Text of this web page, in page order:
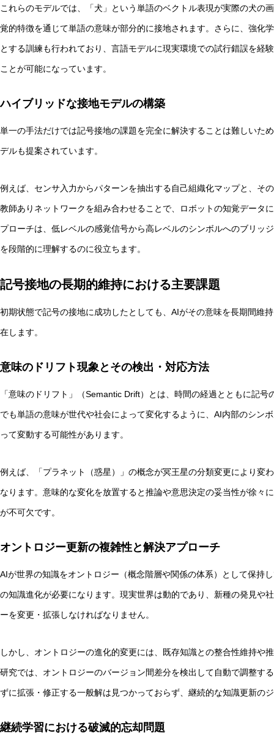
これらのモデルでは、「犬」という単語のベクトル表現が実際の犬の
覚的特徴を通じて単語の意味が部分的に接地されます。さらに、強化
とする訓練も行われており、言語モデルに現実環境での試行錯誤を経
ことが可能になっています。
ハイブリッドな接地モデルの構築
単一の手法だけでは記号接地の課題を完全に解決することは難しいた
デルも提案されています。
例えば、センサ入力からパターンを抽出する自己組織化マップと、そ
教師ありネットワークを組み合わせることで、ロボットの知覚データ
プローチは、低レベルの感覚信号から高レベルのシンボルへのブリッ
を段階的に理解するのに役立ちます。
記号接地の長期的維持における主要課題
初期状態で記号の接地に成功したとしても、AIがその意味を長期間維
在します。
意味のドリフト現象とその検出・対応方法
「意味のドリフト」（Semantic Drift）とは、時間の経過とともに記
でも単語の意味が世代や社会によって変化するように、AI内部のシン
って変動する可能性があります。
例えば、「プラネット（惑星）」の概念が冥王星の分類変更により変
なります。意味的な変化を放置すると推論や意思決定の妥当性が徐々
が不可欠です。
オントロジー更新の複雑性と解決アプローチ
AIが世界の知識をオントロジー（概念階層や関係の体系）として保持
の知識進化が必要になります。現実世界は動的であり、新種の発見や
ーを変更・拡張しなければなりません。
しかし、オントロジーの進化的変更には、既存知識との整合性維持や
研究では、オントロジーのバージョン間差分を検出して自動で調整す
ずに拡張・修正する一般解は見つかっておらず、継続的な知識更新の
継続学習における破滅的忘却問題